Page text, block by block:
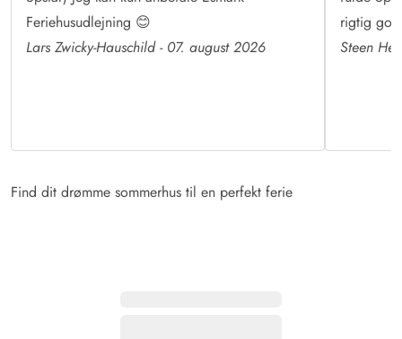
Feriehusudlejning 😊
Lars Zwicky-Hauschild - 07. august 2026
rigtig
Steen
Find dit drømme sommerhus til en perfekt ferie